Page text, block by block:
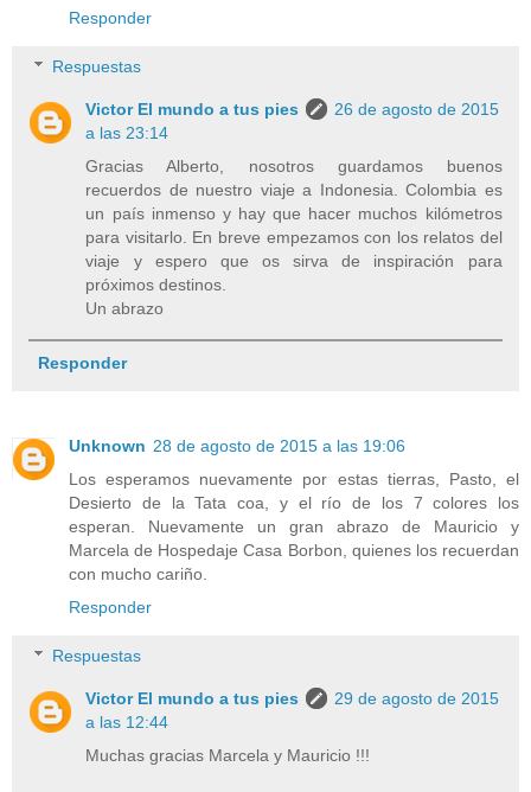
Responder
Respuestas
Victor El mundo a tus pies
26 de agosto de 2015
a las 23:14
Gracias Alberto, nosotros guardamos buenos
recuerdos de nuestro viaje a Indonesia. Colombia es
un país inmenso y hay que hacer muchos kilómetros
para visitarlo. En breve empezamos con los relatos del
viaje y espero que os sirva de inspiración para
próximos destinos.
Un abrazo
Responder
Unknown 28 de agosto de 2015 a las 19:06
Los esperamos nuevamente por estas tierras, Pasto, el
Desierto de la Tata coa, y el río de los 7 colores los
esperan. Nuevamente un gran abrazo de Mauricio y
Marcela de Hospedaje Casa Borbon, quienes los recuerdan
con mucho cariño.
Responder
Respuestas
Victor El mundo a tus pies
29 de agosto de 2015
a las 12:44
Muchas gracias Marcela y Mauricio !!!